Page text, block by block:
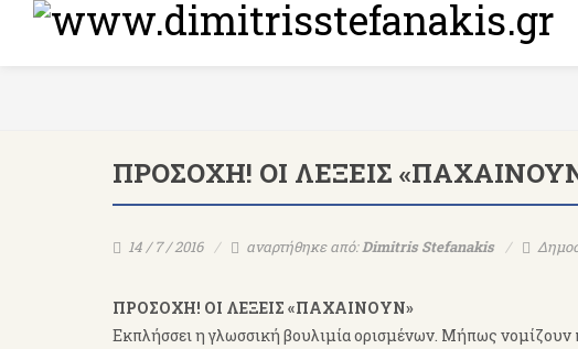
ΠΡΟΣΟΧΗ! ΟΙ ΛΕΞΕΙΣ
14 / 7 / 2016 αναρτήθηκε από:Dimitris Stefanakis
ΠΡΟΣΟΧΗ! ΟΙ ΛΕΞΕΙΣ «ΠΑΧΑΙΝΟΥΝ»
Εκπλήσσει η γλωσσική βουλιμία ορισμένων. Μήπως νομίζουν